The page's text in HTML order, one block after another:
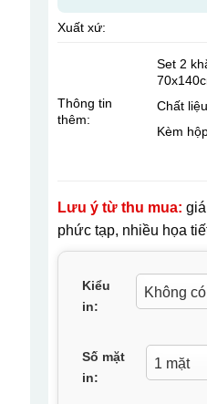
Xuất xứ:
Thông tin
thêm:
Set 2
Chất
Kèm
Lưu ý từ thu mua:
phức tạp, nhiều họa
Kiểu
in:
Số mặt
in: